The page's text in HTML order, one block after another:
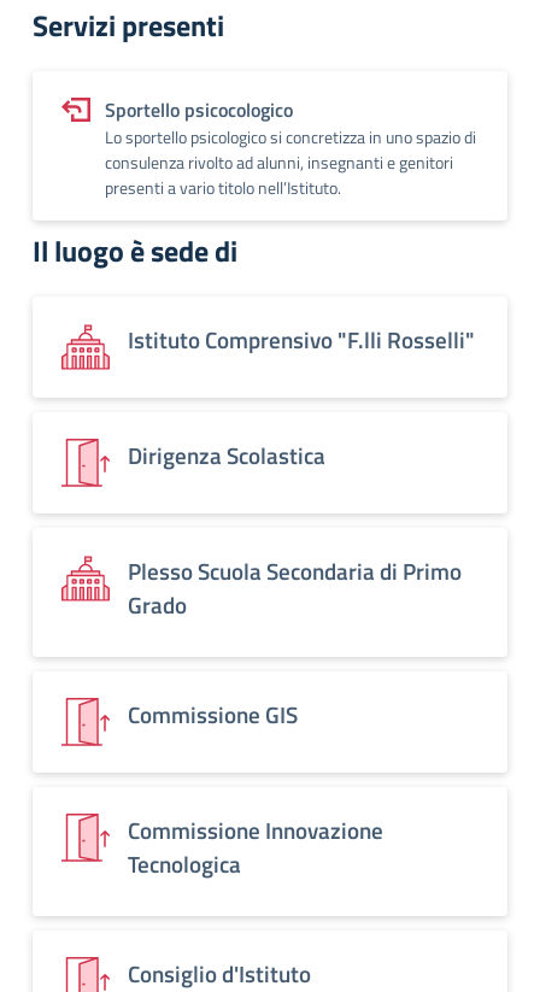
Servizi presenti
Sportello psicocologico
Lo sportello psicologico si concretizza in uno spazio di
consulenza rivolto ad alunni, insegnanti e genitori
presenti a vario titolo nell’Istituto.
Il luogo è sede di
Istituto Comprensivo "F.lli Rosselli"
Dirigenza Scolastica
Plesso Scuola Secondaria di Primo
Grado
Commissione GIS
Commissione Innovazione
Tecnologica
Consiglio d'Istituto